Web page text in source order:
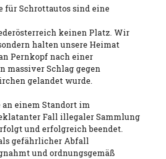
für Schrottautos sind eine
keinen Platz. Wir
halten unsere Heimat
Pernkopf nach einer
massiver Schlag gegen
gelandet wurde.
einem Standort im
Fall illegaler Sammlung
und erfolgreich beendet.
gefährlicher Abfall
und ordnungsgemäß